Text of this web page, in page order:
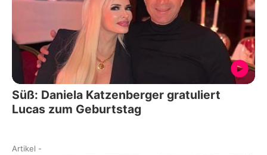
Süß: Daniela Katzenberger gratuliert
Lucas zum Geburtstag
Artikel -